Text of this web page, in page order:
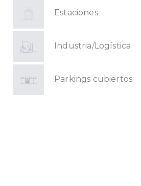
Estaciones
Industria/Logística
Parkings cubiertos